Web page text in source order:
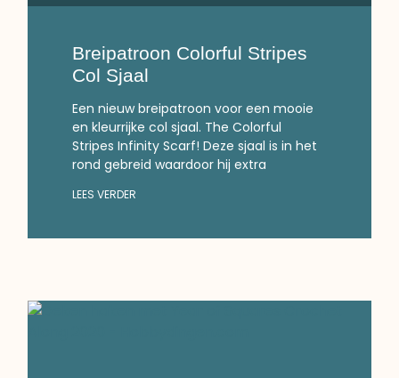
Breipatroon Colorful Stripes
Col Sjaal
Een nieuw breipatroon voor een mooie
en kleurrijke col sjaal. The Colorful
Stripes Infinity Scarf! Deze sjaal is in het
rond gebreid waardoor hij extra
LEES VERDER